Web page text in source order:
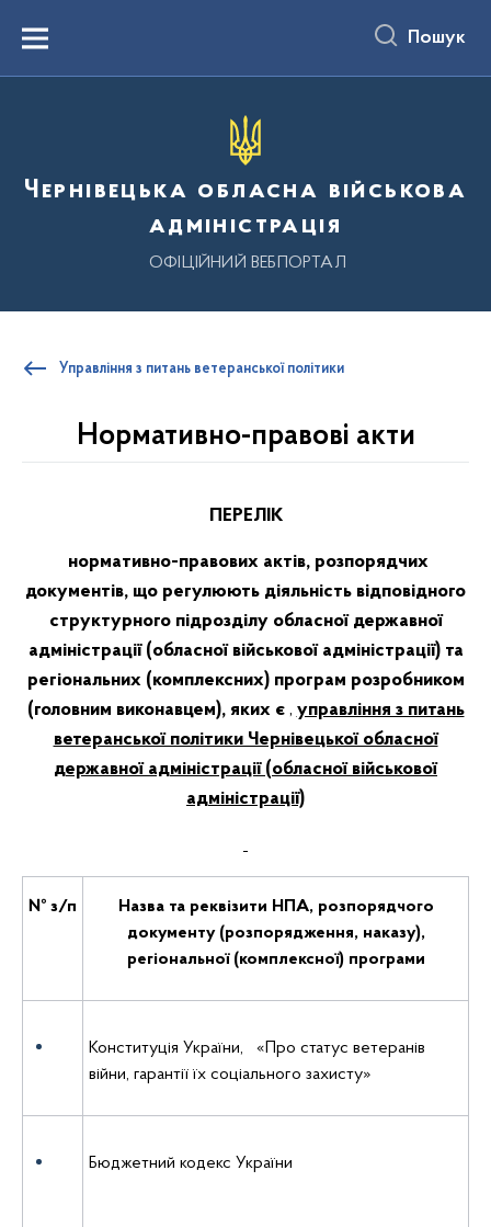
вмістуMenu Пошук
Чернівецька обласна військова
адміністрація
ОФІЦІЙНИЙ ВЕБПОРТАЛ
Управління з питань ветеранської політики
Нормативно-правові акти
ПЕРЕЛІК
нормативно-правових актів, розпорядчих
документів, що регулюють діяльність відповідного
структурного підрозділу обласної державної
адміністрації (обласної військової адміністрації) та
регіональних (комплексних) програм розробником
(головним виконавцем), яких є , управління з питань
ветеранської політики Чернівецької обласної
державної адміністрації (обласної військової
адміністрації)
№ з/п
Назва та реквізити НПА, розпорядчого
документу (розпорядження, наказу),
регіональної (комплексної) програми
Конституція України, «Про статус ветеранів
війни, гарантії їх соціального захисту»
Бюджетний кодекс України